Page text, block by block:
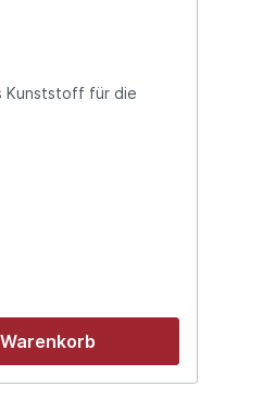
Kunststoff für die